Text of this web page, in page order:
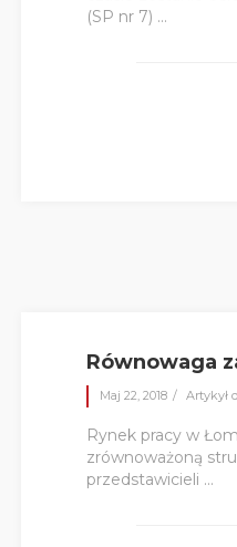
(SP nr 7) ...
Równowaga
Maj 22, 2018 Artykył
Rynek pracy w
zrównoważoną
przedstawicieli ...